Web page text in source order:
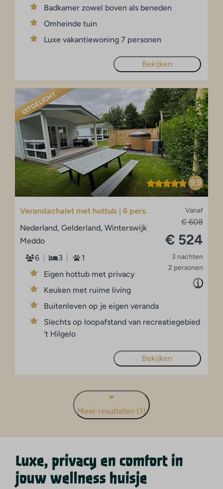
Badkamer zowel boven als beneden
Omheinde tuin
Luxe vakantiewoning 7 personen
Bekijken
UITGELICHT
9,9
Vanaf
€ 608
€ 524
3 nachten
2 personen
Verandachalet met hottub | 6 pers.
Nederland, Gelderland, Winterswijk
Meddo
6
3
1
Eigen hottub met privacy
Keuken met ruime living
Buitenleven op je eigen veranda
Slechts op loopafstand van recreatiegebied
't Hilgelo
Bekijken
Meer resultaten (1)
Luxe, privacy en comfort in
jouw wellness huisje